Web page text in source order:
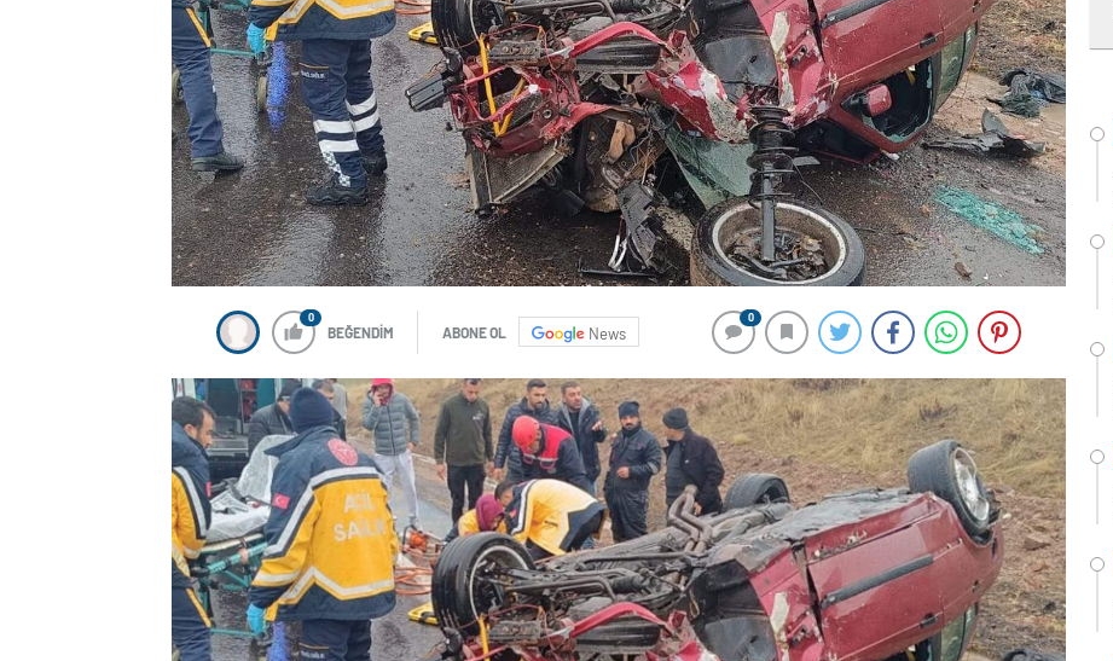
0
BEĞENDİM ABONE OL News
0